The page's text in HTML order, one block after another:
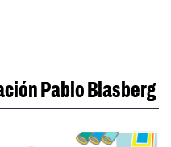
Pablo Blasberg